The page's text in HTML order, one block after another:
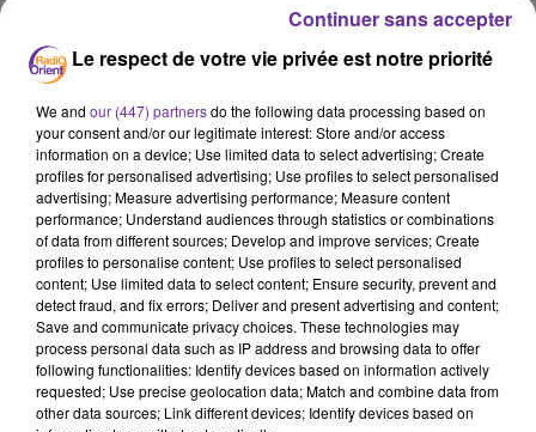
نشرة الظهيرة
25 juin 2026 - 15 min
نشرة الظهيرة
Le respect de votre vie privée est notre priorité
We and our (447) partnersdo the following data processing based on
your consent and/or our legitimate interest: Store and/or access
information on a device; Use limited data to select advertising; Create
profiles for personalised advertising; Use profiles to select personalised
advertising; Measure advertising performance; Measure content
performance; Understand audiences through statistics or combinations
of data from different sources; Develop and improve services; Create
profiles to personalise content; Use profiles to select personalised
content; Use limited data to select content; Ensure security, prevent and
detect fraud, and fix errors; Deliver and present advertising and content;
Save and communicate privacy choices. These technologies may
process personal data such as IP address and browsing data to offer
following functionalities: Identify devices based on information actively
requested; Use precise geolocation data; Match and combine data from
other data sources; Link different devices; Identify devices based on
Continuer sans accepter